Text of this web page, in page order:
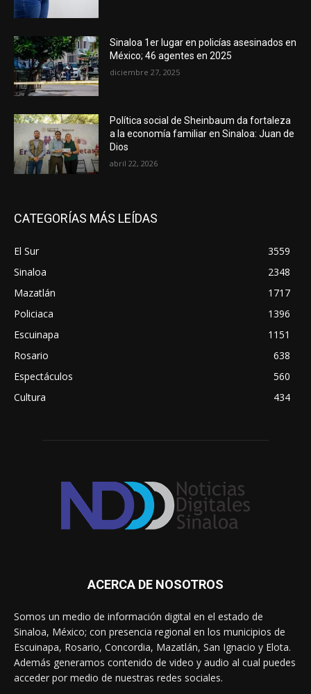
Sinaloa 1er lugar en policías asesinados en
México; 46 agentes en 2025
diciembre 27, 2025
Política social de Sheinbaum da fortaleza
a la economía familiar en Sinaloa: Juan de
Dios
abril 22, 2026
CATEGORÍAS MÁS LEÍDAS
El Sur
3559
Sinaloa
2348
Mazatlán
1717
Policiaca
1396
Escuinapa
1151
Rosario
638
Espectáculos
560
Cultura
434
ACERCA DE NOSOTROS
Somos un medio de información digital en el estado de
Sinaloa, México; con presencia regional en los municipios de
Escuinapa, Rosario, Concordia, Mazatlán, San Ignacio y Elota.
Además generamos contenido de video y audio al cual puedes
acceder por medio de nuestras redes sociales.